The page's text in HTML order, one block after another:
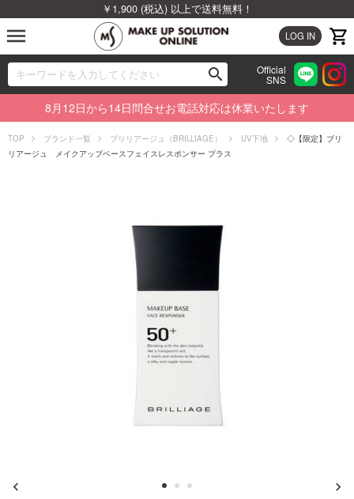
￥1,900 (税込) 以上で送料無料！
LOG IN
menu
search
00
Official
SNS
ブランドから探す
カテゴリから探す
ビューティジャーナルから探す
8月12日から14日問合せお電話対応は休業いたします
TOP ブランド一覧 ブリリアージュ（BRILLIAGE） UV下地
◇【限定】ブリ
リアージュ メイクアップベースフェイスレスポンサー プラス